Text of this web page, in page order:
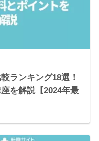
ランキング18選！
を解説【2024年最